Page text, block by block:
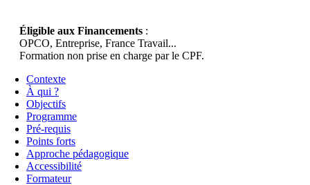
Éligible aux Financements :
OPCO, Entreprise, France Travail...
Formation non prise en charge par le CPF.
Contexte
À qui ?
Objectifs
Programme
Pré-requis
Points forts
Approche pédagogique
Accessibilité
Formateur